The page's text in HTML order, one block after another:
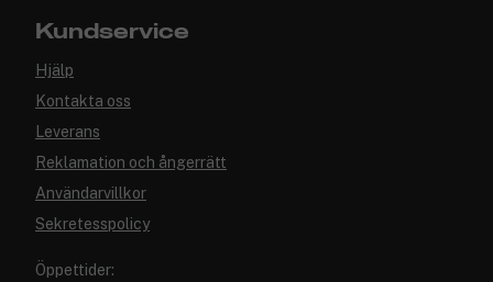
Kundservice
Hjälp
Kontakta oss
Leverans
Reklamation och ångerrätt
Användarvillkor
Sekretesspolicy
Öppettider: